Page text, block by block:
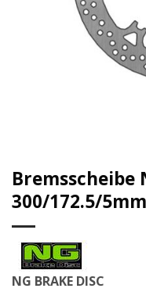
Bremsscheibe
300/172.5/
NG BRAKE DISC